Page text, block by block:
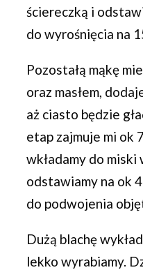
ściereczką i
do wyrośnięcia na
Pozostałą mąkę
oraz masłem,
aż ciasto będzie
etap zajmuje mi ok
wkładamy do
odstawiamy na ok
do podwojenia
Dużą blachę
lekko wyrabiamy.